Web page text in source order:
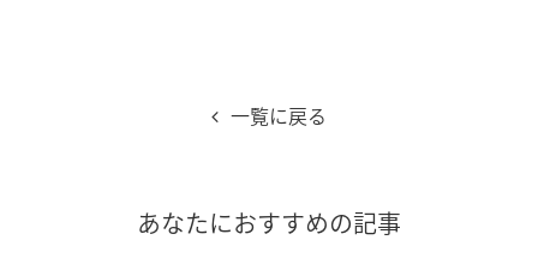
一覧に戻る
あなたにおすすめの記事